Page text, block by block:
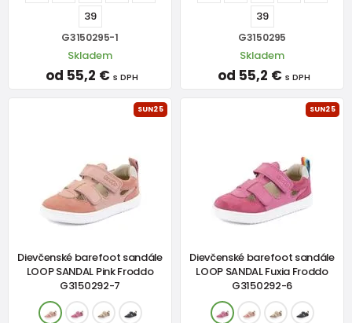
39
G3150295-1
Skladem
od 55,2 € s DPH
39
G3150295
Skladem
od 55,2 € s DPH
SUN25
Dievčenské barefoot sandále
LOOP SANDAL Pink Froddo
G3150292-7
SUN25
Dievčenské barefoot sandále
LOOP SANDAL Fuxia Froddo
G3150292-6